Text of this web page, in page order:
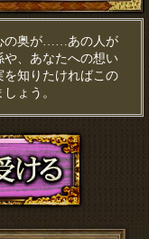
の奥が……あの人が
、あなたへの想い
知りたければこの
ょう。